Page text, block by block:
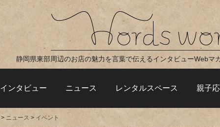
静岡県東部周辺のお店の魅力を言葉で伝えるインタビューWebマ
インタビュー ニュース レンタルスペース 親子
> ニュース > イベント